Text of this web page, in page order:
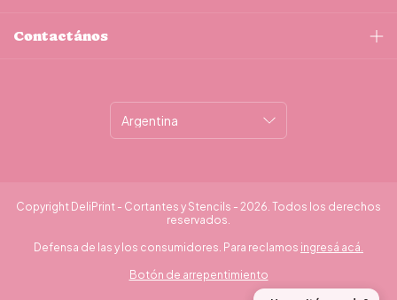
Contactános
Copyright DeliPrint - Cortantes y Stencils - 2026. Todos los derechos
reservados.
Defensa de las y los consumidores. Para reclamos ingresá acá.
Botón de arrepentimiento